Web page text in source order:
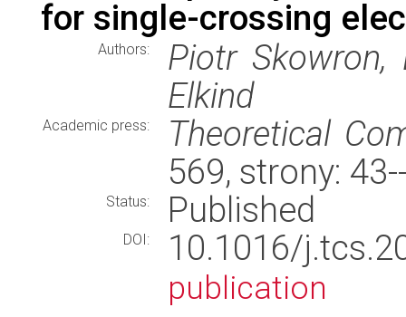
for single-crossing
Authors:
Piotr Skowron,
Elkind
Academic press:
Theoretical
569, strony:
Status: Published
DOI: 10.1016/
publication